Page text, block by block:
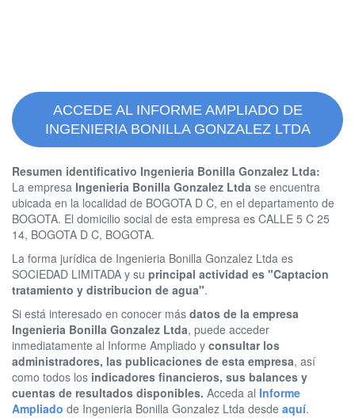
ACCEDE AL INFORME AMPLIADO DE
INGENIERIA BONILLA GONZALEZ LTDA
Resumen identificativo Ingenieria Bonilla Gonzalez Ltda:
La empresa Ingenieria Bonilla Gonzalez Ltda se encuentra
ubicada en la localidad de BOGOTA D C, en el departamento de
BOGOTA. El domicilio social de esta empresa es CALLE 5 C 25
14, BOGOTA D C, BOGOTA.
La forma jurídica de Ingenieria Bonilla Gonzalez Ltda es
SOCIEDAD LIMITADA y su principal actividad es "Captacion
tratamiento y distribucion de agua".
Si está interesado en conocer más datos de la empresa
Ingenieria Bonilla Gonzalez Ltda, puede acceder
inmediatamente al Informe Ampliado y consultar los
administradores, las publicaciones de esta empresa, así
como todos los indicadores financieros, sus balances y
cuentas de resultados disponibles. Acceda al Informe
Ampliado de Ingenieria Bonilla Gonzalez Ltda desde aquí.